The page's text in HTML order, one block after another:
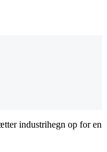
industrihegn op for en